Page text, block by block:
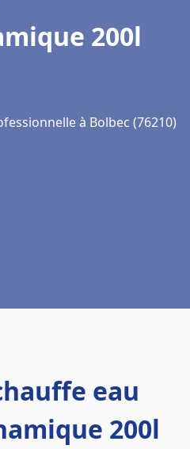
200l
à Bolbec (76210)
eau
200l